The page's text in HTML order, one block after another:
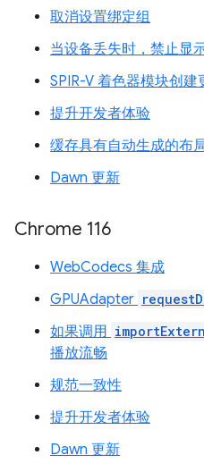
取消设置绑定组
当设备丢失时，禁止显
SPIR-V 着色器模块创建
提升开发者体验
缓存具有自动生成的布
Dawn 更新
Chrome 116
WebCodecs 集成
GPUAdapter
如果调用
播放流畅
规范一致性
提升开发者体验
Dawn 更新